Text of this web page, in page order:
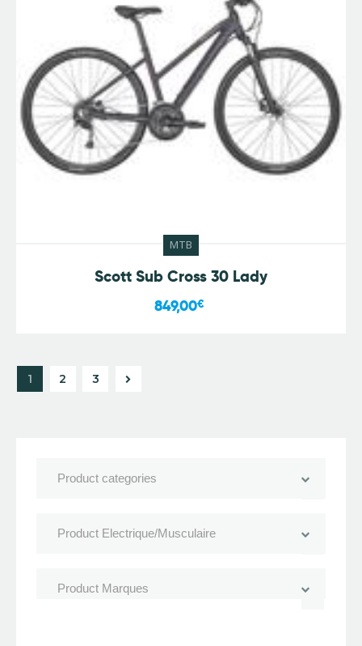
MTB
Scott Sub Cross 30 Lady
849,00€
1 2 3